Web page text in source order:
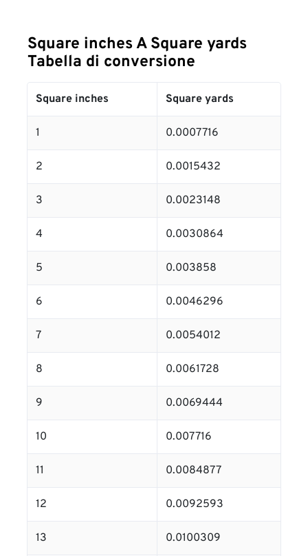
Square inches A Square yards
Tabella di conversione
Square inches Square yards
1 0.0007716
2 0.0015432
3 0.0023148
4 0.0030864
5 0.003858
6 0.0046296
7 0.0054012
8 0.0061728
9 0.0069444
10 0.007716
11 0.0084877
12 0.0092593
13 0.0100309